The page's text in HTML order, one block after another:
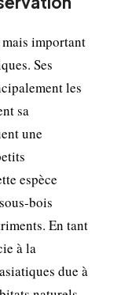
important
Ses
les
sa
une
espèce
bois
En tant
à la
due à